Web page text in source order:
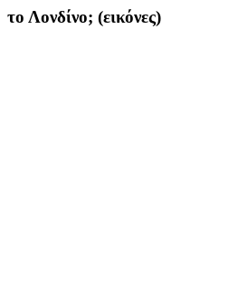
το Λονδίνο; (εικόνες)